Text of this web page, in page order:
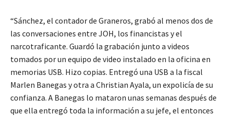
“Sánchez, el contador de Graneros, grabó al menos dos de
las conversaciones entre JOH, los financistas y el
narcotraficante. Guardó la grabación junto a videos
tomados por un equipo de video instalado en la oficina en
memorias USB. Hizo copias. Entregó una USB a la fiscal
Marlen Banegas y otra a Christian Ayala, un expolicía de su
confianza. A Banegas lo mataron unas semanas después de
que ella entregó toda la información a su jefe, el entonces